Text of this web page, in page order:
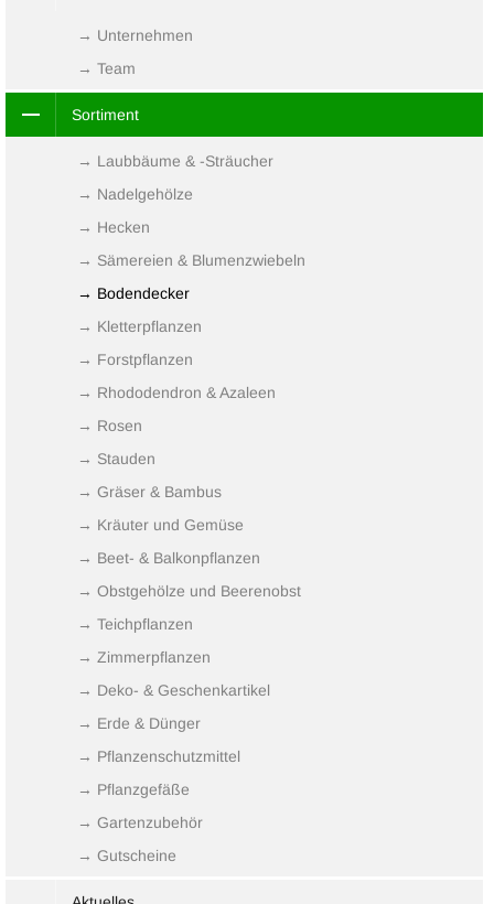
→ Unternehmen
→ Team
Sortiment
→ Laubbäume & -Sträucher
→ Nadelgehölze
→ Hecken
→ Sämereien & Blumenzwiebeln
→ Bodendecker
→ Kletterpflanzen
→ Forstpflanzen
→ Rhododendron & Azaleen
→ Rosen
→ Stauden
→ Gräser & Bambus
→ Kräuter und Gemüse
→ Beet- & Balkonpflanzen
→ Obstgehölze und Beerenobst
→ Teichpflanzen
→ Zimmerpflanzen
→ Deko- & Geschenkartikel
→ Erde & Dünger
→ Pflanzenschutzmittel
→ Pflanzgefäße
→ Gartenzubehör
→ Gutscheine